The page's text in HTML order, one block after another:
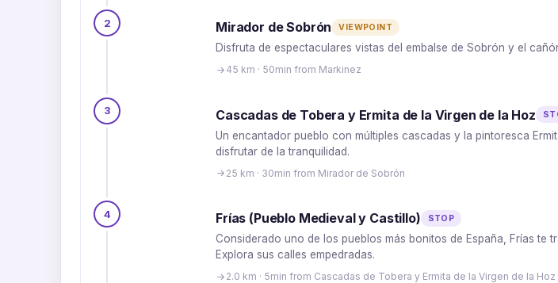
2 Mirador de Sobrón VIEWPOINT
Disfruta de espectaculares vistas del embalse de Sobrón y el
45 km · 50min from Markinez
3 Cascadas de Tobera y Ermita de la Virgen de la Hoz
Un encantador pueblo con múltiples cascadas y la pintoresca
disfrutar de la tranquilidad.
25 km · 30min from Mirador de Sobrón
4 Frías (Pueblo Medieval y Castillo) STOP
Considerado uno de los pueblos más bonitos de España, Frías te
Explora sus calles empedradas.
2.0 km · 5min from Cascadas de Tobera y Ermita de la Virgen de la Hoz